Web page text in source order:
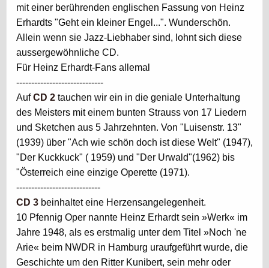
mit einer berührenden englischen Fassung von Heinz
Erhardts "Geht ein kleiner Engel...". Wunderschön.
Allein wenn sie Jazz-Liebhaber sind, lohnt sich diese
aussergewöhnliche CD.
Für Heinz Erhardt-Fans allemal
-----------------------------
AufCD 2 tauchen wir ein in die geniale Unterhaltung
des Meisters mit einem bunten Strauss von 17 Liedern
und Sketchen aus 5 Jahrzehnten. Von "Luisenstr. 13"
(1939) über "Ach wie schön doch ist diese Welt" (1947),
"Der Kuckkuck" ( 1959) und "Der Urwald"(1962) bis
"Österreich eine einzige Operette (1971).
----------------------------
CD 3 beinhaltet eine Herzensangelegenheit.
10 Pfennig Oper nannte Heinz Erhardt sein »Werk« im
Jahre 1948, als es erstmalig unter dem Titel »Noch 'ne
Arie« beim NWDR in Hamburg uraufgeführt wurde, die
Geschichte um den Ritter Kunibert, sein mehr oder